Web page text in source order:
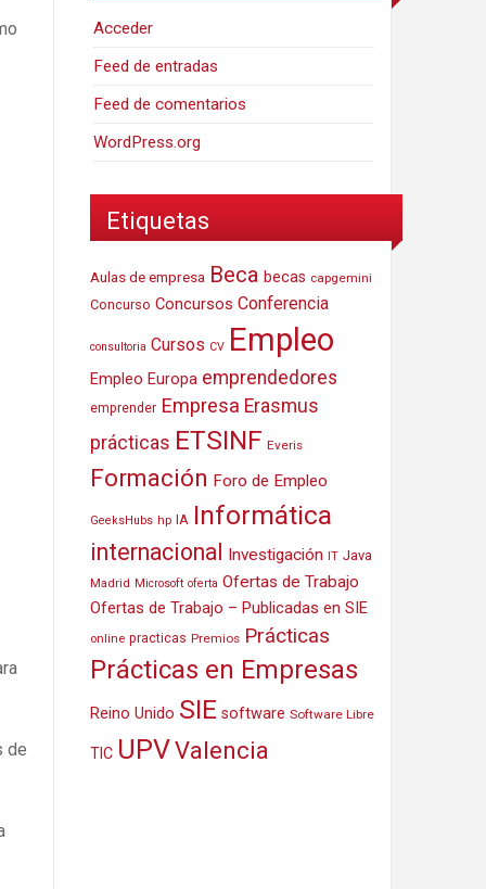
de
Acceder
Feed de entradas
Feed de comentarios
WordPress.org
Etiquetas
Aulas de empresa Beca becas capgemini
Concurso Concursos Conferencia
consultoria Cursos CV Empleo
Empleo Europa emprendedores
emprender Empresa Erasmus
prácticas ETSINF Everis
Formación Foro de Empleo
GeeksHubs hp IA Informática
internacional Investigación IT Java
Madrid Microsoft oferta Ofertas de Trabajo
Ofertas de Trabajo – Publicadas en SIE
online practicas Premios Prácticas
Prácticas en Empresas
Reino Unido SIE software Software Libre
TIC UPVValencia